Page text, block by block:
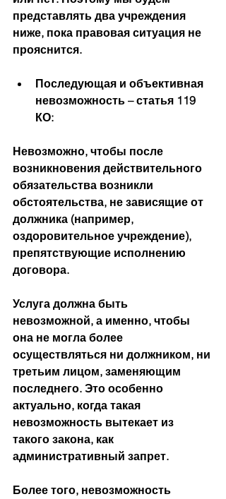
представлять два учреждения
ниже, пока правовая ситуация не
прояснится.
Последующая и объективная
невозможность – статья 119
КО:
Невозможно, чтобы после
возникновения действительного
обязательства возникли
обстоятельства, не зависящие от
должника (например,
оздоровительное учреждение),
препятствующие исполнению
договора.
Услуга должна быть
невозможной, а именно, чтобы
она не могла более
осуществляться ни должником, ни
третьим лицом, заменяющим
последнего. Это особенно
актуально, когда такая
невозможность вытекает из
такого закона, как
административный запрет.
Более того, невозможность